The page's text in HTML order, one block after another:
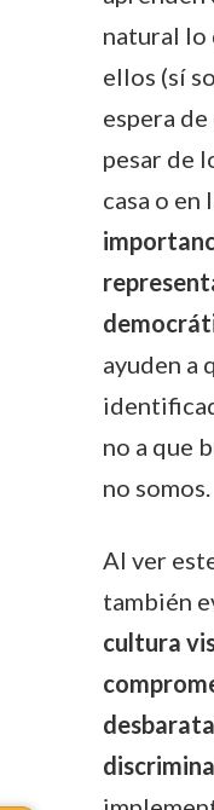
natural lo
ellos (sí
espera de
pesar de
casa o en
ayuden a
no a que
no somos.
Al ver
también
cultura